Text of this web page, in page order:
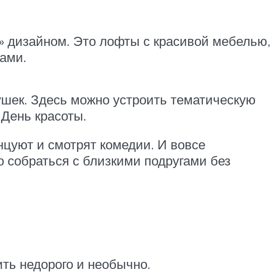
Это лофты с красивой мебелью,
Здесь можно устроить тематическую
красоты.
и смотрят комедии. И вовсе
с близкими подругами без
недорого и необычно.